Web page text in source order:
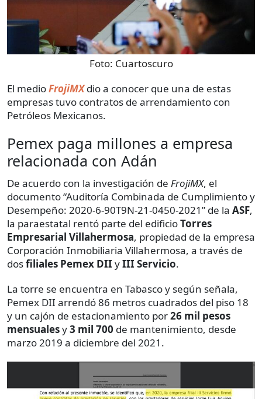
Foto: Cuartoscuro
El medioFrojiMXdio a conocer que una de estas
empresas tuvo contratos de arrendamiento con
Petróleos Mexicanos.
Pemex paga millones a empresa
relacionada con Adán
De acuerdo con la investigación de FrojiMX, el
documento “Auditoría Combinada de Cumplimiento y
Desempeño: 2020-6-90T9N-21-0450-2021” de la ASF,
la paraestatal rentó parte del edificioTorres
Empresarial Villahermosa, propiedad de la empresa
Corporación Inmobiliaria Villahermosa, a través de
dosfiliales Pemex DII yIII Servicio.
La torre se encuentra en Tabasco y según señala,
Pemex DII arrendó 86 metros cuadrados del piso 18
y un cajón de estacionamiento por26 mil pesos
mensualesy3 mil 700 de mantenimiento, desde
marzo 2019 a diciembre del 2021.